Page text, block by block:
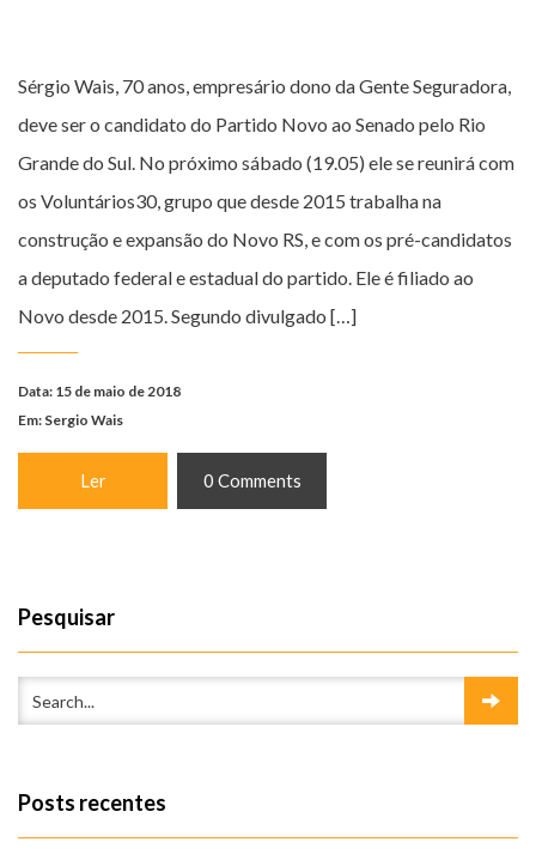
Sérgio Wais, 70 anos, empresário dono da Gente Seguradora,
deve ser o candidato do Partido Novo ao Senado pelo Rio
Grande do Sul. No próximo sábado (19.05) ele se reunirá com
os Voluntários30, grupo que desde 2015 trabalha na
construção e expansão do Novo RS, e com os pré-candidatos
a deputado federal e estadual do partido. Ele é filiado ao
Novo desde 2015. Segundo divulgado […]
Data: 15 de maio de 2018
Em: Sergio Wais
Ler 0 Comments
Pesquisar
Posts recentes